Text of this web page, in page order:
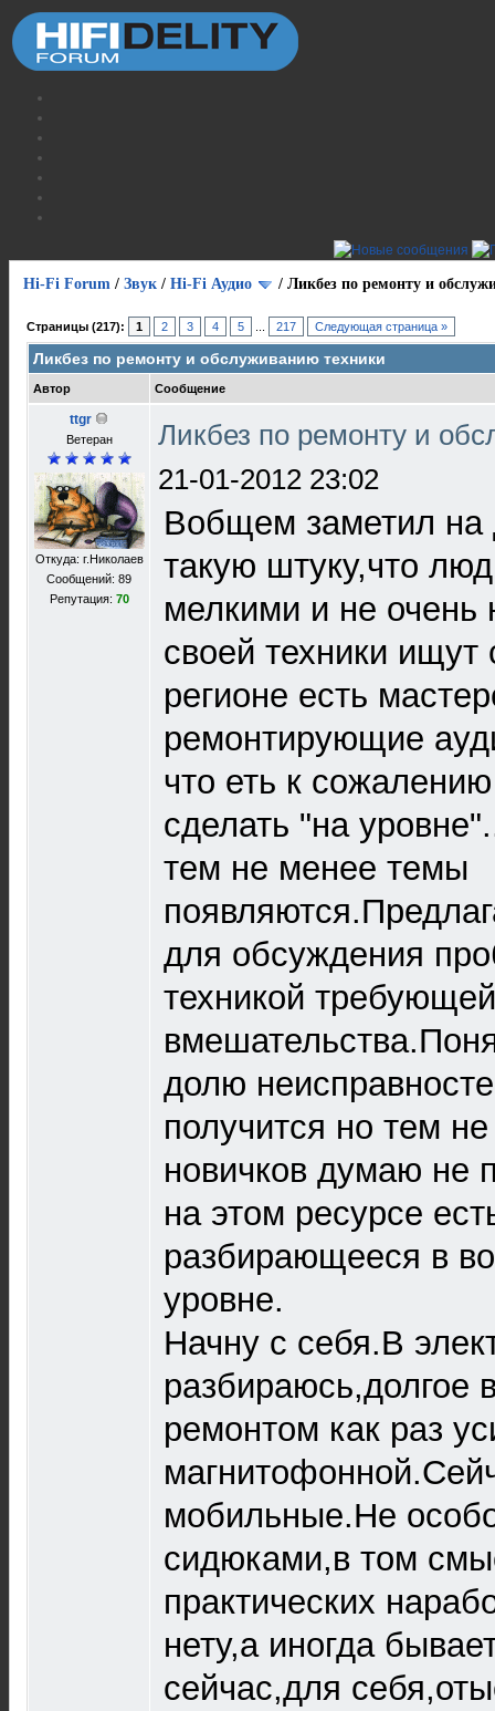
Hi-Fi Forum / Звук / Hi-Fi Аудио / Ликбез по ремонту и
Страницы (217): 1 2 3 4 5 217 Следующая страница »
Ликбез по ремонту и обслуживанию техники
Автор Сообщение
ttgr
Ветеран
Откуда: г.Николаев
Сообщений: 89
Репутация: 70
Ликбез по ремонту и
21-01-2012 23:02
Вобщем заметил
такую штуку,что
мелкими и не очень
своей техники ищут
регионе есть
ремонтирующие
что еть к
сделать "на
тем не менее темы
для обсуждения
техникой
долю
получится но тем
новичков думаю не
на этом ресурсе
разбирающееся в
уровне.
Начну с себя.В
разбираюсь,долгое
ремонтом как раз
мобильные.Не
сидюками,в том
практических
нету,а иногда
сейчас,для